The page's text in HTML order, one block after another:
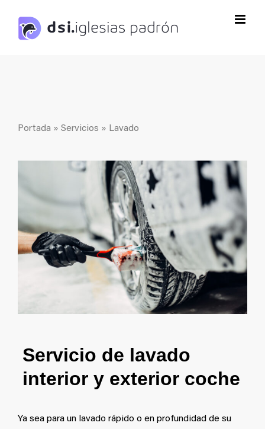
contenido
Portada » Servicios » Lavado
Servicio de lavado
interior y exterior coche
Ya sea para un lavado rápido o en profundidad de su